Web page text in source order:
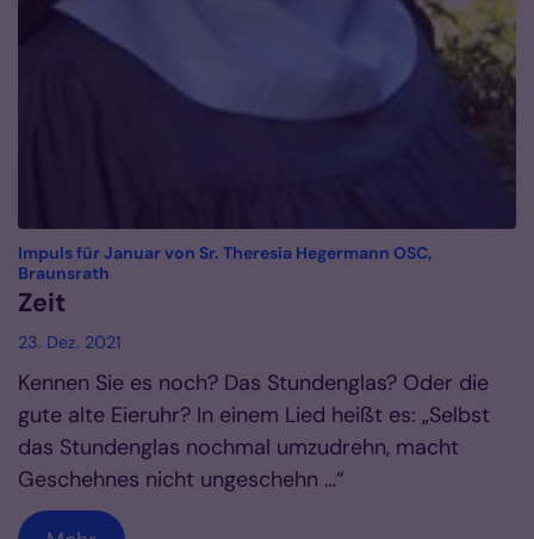
Impuls für Januar von Sr. Theresia Hegermann OSC,
Braunsrath
Zeit
23. Dez. 2021
Kennen Sie es noch? Das Stundenglas? Oder die
gute alte Eieruhr? In einem Lied heißt es: „Selbst
das Stundenglas nochmal umzudrehn, macht
Geschehnes nicht ungeschehn …“